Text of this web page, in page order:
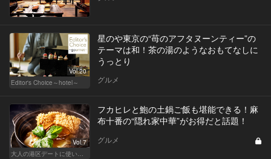
Vol.20
Editor's Choice～hotel～
星のや東京の“苺のアフタヌーンティー”の
テーマは和！茶の湯のようなおもてなしに
うっとり
グルメ
Vol.7
フカヒレと鮑の土鍋ご飯も堪能できる！麻
布十番の“隠れ家中華”がお得だと話題！
グルメ